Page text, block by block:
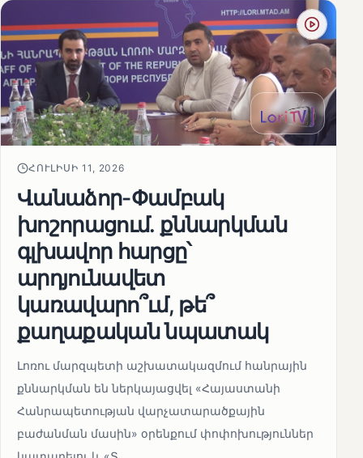
ՀՈՒԼԻՍԻ 11, 2026
Վանաձոր-Փամբակ
խոշորացում. քննարկման
գլխավոր հարցը՝
արդյունավետ
կառավարո՞ւմ, թե՞
քաղաքական նպատակ
Լոռու մարզպետի աշխատակազմում հանրային
քննարկման են ներկայացվել «Հայաստանի
Հանրապետության վարչատարածքային
բաժանման մասին» օրենքում փոփոխություններ